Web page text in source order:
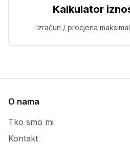
Kalkulator
Izračun / procjena
O nama
Tko smo mi
Kontakt